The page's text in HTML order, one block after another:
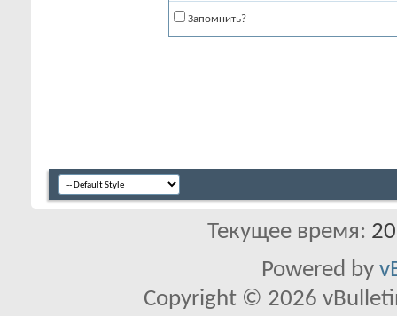
Запомнить?
Текущее время:
Powered by
Copyright © 2026